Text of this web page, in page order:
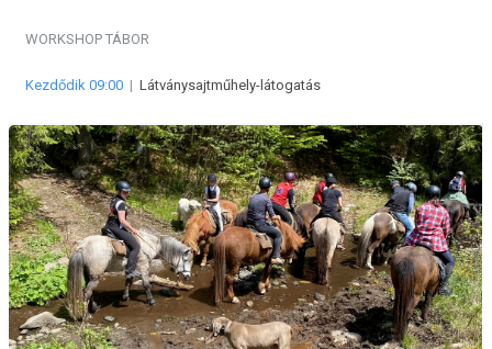
WORKSHOP TÁBOR
Kezdődik 09:00 | Látványsajtműhely-látogatás